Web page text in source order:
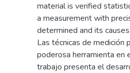
material is verified
a measurement with
determined and its
Las técnicas de medición
poderosa herramienta en
trabajo presenta el